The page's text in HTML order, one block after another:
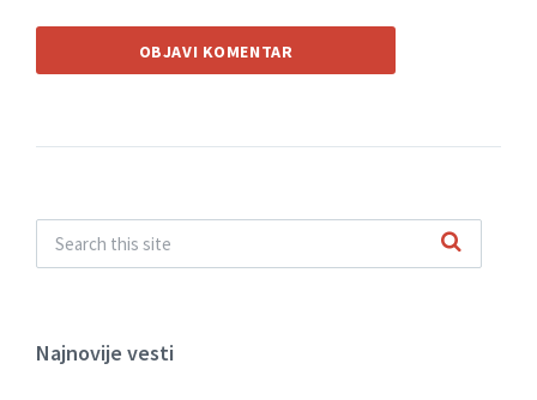
Najnovije vesti